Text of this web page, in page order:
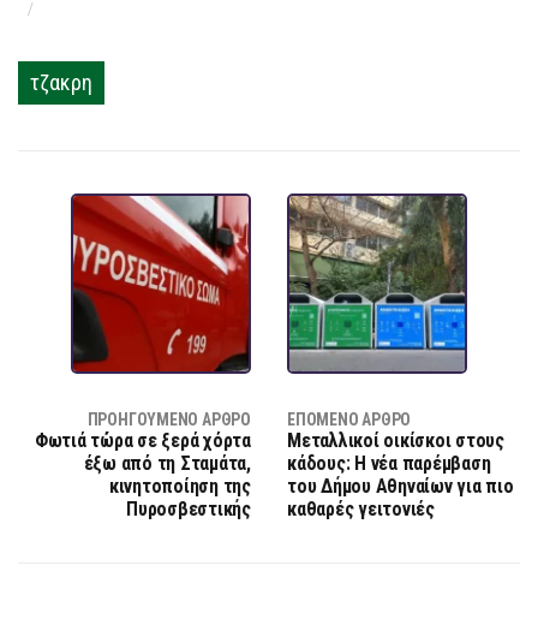
τζακρη
ΠΡΟΗΓΟΎΜΕΝΟ ΆΡΘΡΟ
Φωτιά τώρα σε ξερά χόρτα
έξω από τη Σταμάτα,
κινητοποίηση της
Πυροσβεστικής
ΕΠΌΜΕΝΟ ΆΡΘΡΟ
Μεταλλικοί οικίσκοι στους
κάδους: Η νέα παρέμβαση
του Δήμου Αθηναίων για πιο
καθαρές γειτονιές